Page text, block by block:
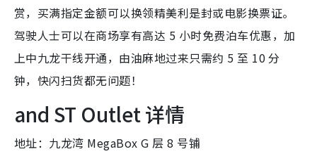
赏，买满指定金额可以换领精美利是封或电影换票证。
驾驶人士可以在商场享有高达 5 小时免费泊车优惠，加
上中九龙干线开通，由油麻地过来只需约 5 至 10 分
钟，快闪扫货都无问题！
and ST Outlet 详情
地址：九龙湾 MegaBox G 层 8 号铺